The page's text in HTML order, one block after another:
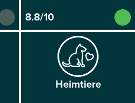
8.8/10
Heim­tiere